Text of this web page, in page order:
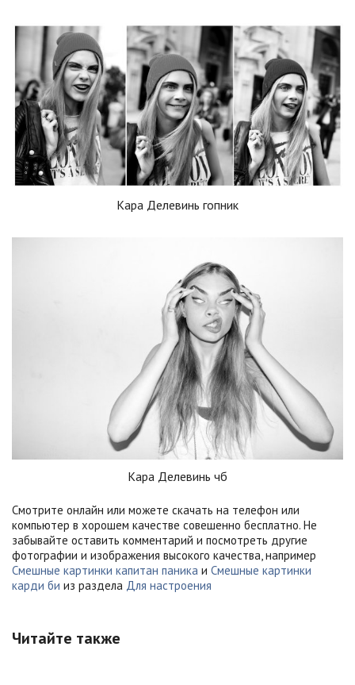
Кара Делевинь гопник
Кара Делевинь чб
Смотрите онлайн или можете скачать на телефон или
компьютер в хорошем качестве совешенно бесплатно. Не
забывайте оставить комментарий и посмотреть другие
фотографии и изображения высокого качества, например
Смешные картинки капитан паника и Смешные картинки
карди би из раздела Для настроения
Читайте также